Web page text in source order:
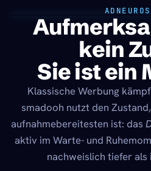
kein
Sie ist ein
Klassische Werbung
smadooh nutzt den
aufnahmebereitesten ist: das
aktiv im Warte- und
nachweislich tiefer als